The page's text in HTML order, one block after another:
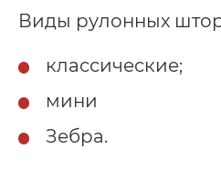
Виды рулонных
классические;
мини
Зебра.